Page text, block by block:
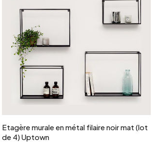
Ajouter au panier
Etagère murale en métal filaire noir mat (lot
de 4) Uptown